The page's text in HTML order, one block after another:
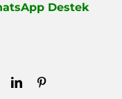
Destek